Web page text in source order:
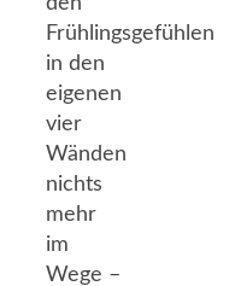
Frühlingsgefühlen
in den
eigenen
vier
Wänden
nichts
mehr
im
Wege –